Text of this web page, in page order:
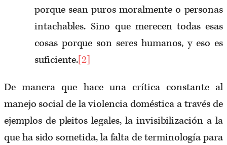
porque sean puros moralmente o personas
intachables. Sino que merecen todas esas
cosas porque son seres humanos, y eso es
suficiente.[2]
De manera que hace una crítica constante al
manejo social de la violencia doméstica a través de
ejemplos de pleitos legales, la invisibilización a la
que ha sido sometida, la falta de terminología para